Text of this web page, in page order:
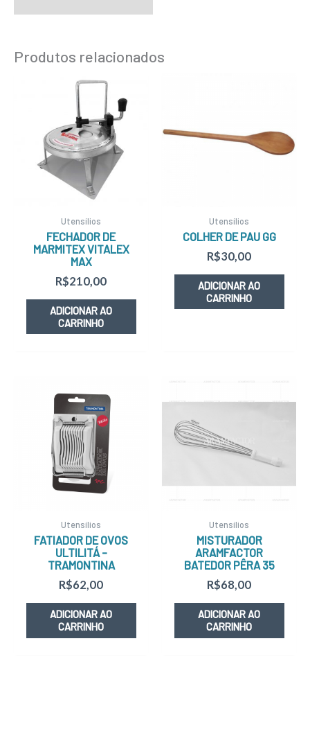
Produtos relacionados
Utensílios
FECHADOR DE
MARMITEX VITALEX
MAX
R$210,00
ADICIONAR AO
CARRINHO
Utensílios
COLHER DE PAU GG
R$30,00
ADICIONAR AO
CARRINHO
Utensílios
FATIADOR DE OVOS
ULTILITÁ –
TRAMONTINA
R$62,00
ADICIONAR AO
CARRINHO
Utensílios
MISTURADOR
ARAMFACTOR
BATEDOR PÊRA 35
R$68,00
ADICIONAR AO
CARRINHO